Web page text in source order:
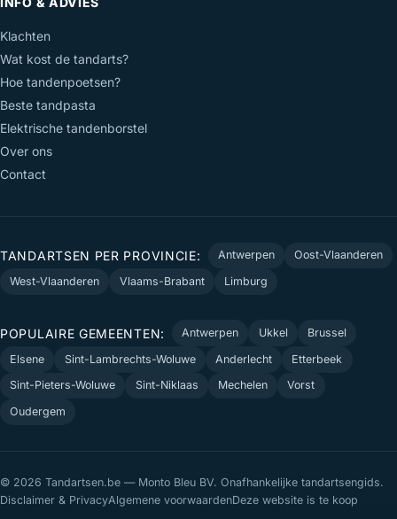
Klachten
Wat kost de tandarts?
Hoe tandenpoetsen?
Beste tandpasta
Elektrische tandenborstel
Over ons
Contact
TANDARTSEN PER PROVINCIE: Antwerpen
Oost-Vlaanderen
West-Vlaanderen
Vlaams-Brabant Limburg
POPULAIRE GEMEENTEN: Antwerpen Ukkel
Brussel
Elsene
Sint-Lambrechts-Woluwe Anderlecht
Etterbeek
Sint-Pieters-Woluwe
Sint-Niklaas Mechelen
Vorst
Oudergem
© 2026 Tandartsen.be — Monto Bleu BV. Onafhankelijke tandartsengids.
Disclaimer & PrivacyAlgemene voorwaardenDeze website is te koop